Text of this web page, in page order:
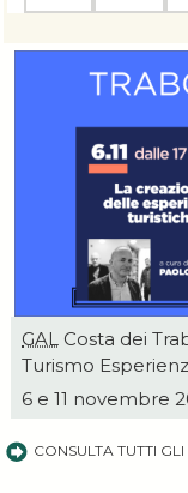
GAL Costa dei
Turismo
6 e 11 novembre
CONSULTA TUTTI GLI